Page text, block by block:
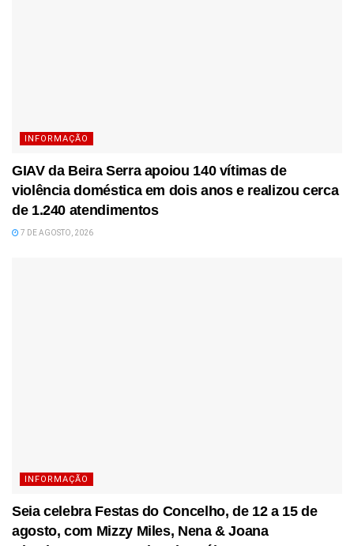
INFORMAÇÃO
GIAV da Beira Serra apoiou 140 vítimas de
violência doméstica em dois anos e realizou cerca
de 1.240 atendimentos
7 DE AGOSTO, 2026
INFORMAÇÃO
Seia celebra Festas do Concelho, de 12 a 15 de
agosto, com Mizzy Miles, Nena & Joana